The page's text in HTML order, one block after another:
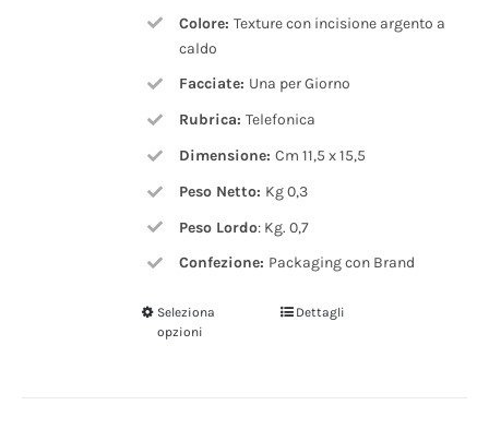
Colore: Texture con incisione argento a
caldo
Facciate: Una per Giorno
Rubrica: Telefonica
Dimensione: Cm 11,5 x 15,5
Peso Netto: Kg 0,3
Peso Lordo: Kg. 0,7
Confezione: Packaging con Brand
Seleziona
opzioni
Questo
Dettagli